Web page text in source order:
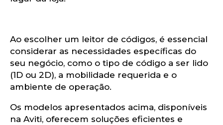
Ao escolher um leitor de códigos, é essencial
considerar as necessidades específicas do
seu negócio, como o tipo de código a ser lido
(1D ou 2D), a mobilidade requerida e o
ambiente de operação.
Os modelos apresentados acima, disponíveis
na Aviti, oferecem soluções eficientes e